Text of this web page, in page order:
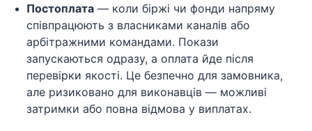
Постоплата — коли біржі чи фонди напряму
співпрацюють з власниками каналів або
арбітражними командами. Покази
запускаються одразу, а оплата йде після
перевірки якості. Це безпечно для замовника,
але ризиковано для виконавців — можливі
затримки або повна відмова у виплатах.